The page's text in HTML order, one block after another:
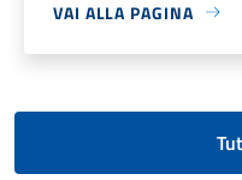
VAI ALLA PAGINA